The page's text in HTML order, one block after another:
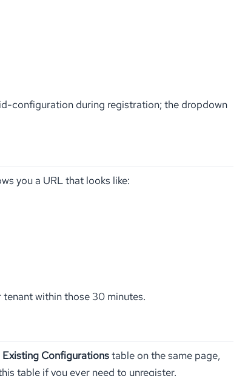
configuration during registration; the dropdown
you a URL that looks like:
within those 30 minutes.
Existing Configurationstable on the same page,
table if you ever need to unregister.